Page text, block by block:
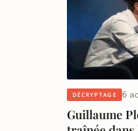
DÉCRYPTAGE 6
Guillaume